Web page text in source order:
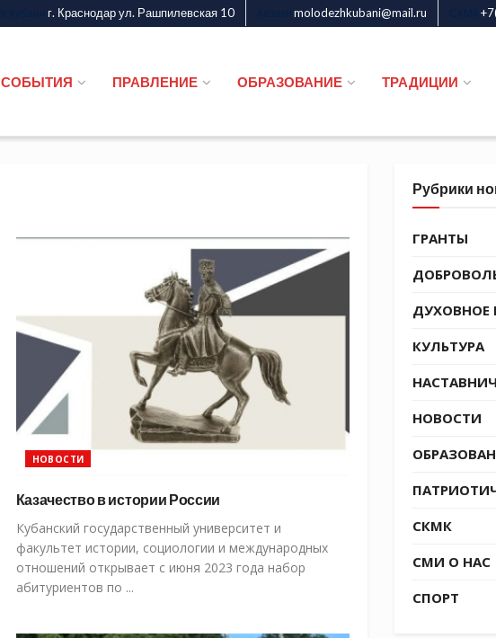
г. Краснодар ул. Рашпилевская 10 molodezhkubani@mail.ru
СОБЫТИЯ ПРАВЛЕНИЕ ОБРАЗОВАНИЕ ТРАДИЦИИ
НОВОСТИ
Казачество в истории России
Кубанский государственный университет и
факультет истории, социологии и международных
отношений открывает с июня 2023 года набор
абитуриентов по ...
Рубрики
ГРАНТЫ
ДУХОВНОЕ
КУЛЬТУРА
НОВОСТИ
СКМК
СМИ О НАС
СПОРТ